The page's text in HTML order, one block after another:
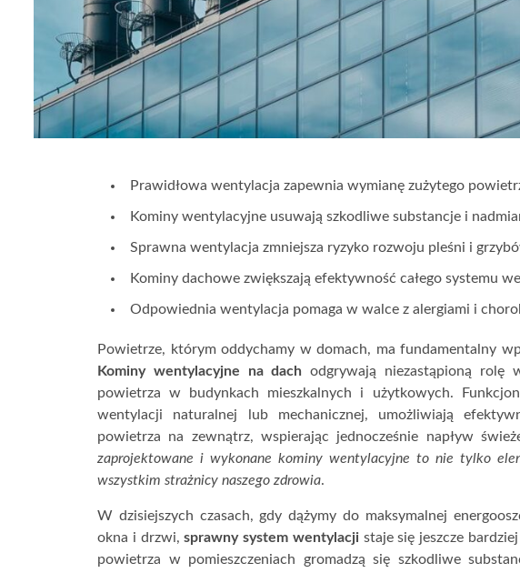
Prawidłowa wentylacja zapewnia wymianę zużytego
Kominy wentylacyjne usuwają szkodliwe substancje i
Sprawna wentylacja zmniejsza ryzyko rozwoju pleśni i
Kominy dachowe zwiększają efektywność całego systemu
Odpowiednia wentylacja pomaga w walce z alergiami i
Powietrze, którym oddychamy w domach, ma fundamentalny
Kominy wentylacyjne na dach odgrywają niezastąpioną rolę
powietrza w budynkach mieszkalnych i użytkowych.
wentylacji naturalnej lub mechanicznej, umożliwiają
powietrza na zewnątrz, wspierając jednocześnie napływ
zaprojektowane i wykonane kominy wentylacyjne to nie tylko
wszystkim strażnicy naszego zdrowia.
W dzisiejszych czasach, gdy dążymy do maksymalnej
okna i drzwi,sprawny system wentylacjistaje się jeszcze
powietrza w pomieszczeniach gromadzą się szkodliwe